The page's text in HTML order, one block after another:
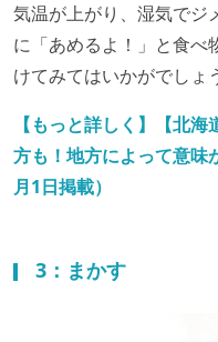
気温が上がり、湿気でジ
に「あめるよ！」と食べ
けてみてはいかがでしょ
【もっと詳しく】【北
方も！地方によって意味
月1日掲載）
3：まかす